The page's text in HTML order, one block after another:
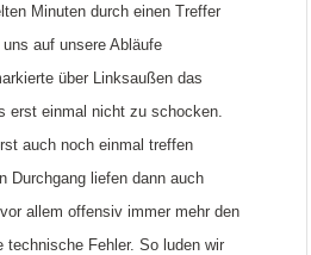
Minuten durch einen Treffer
auf unsere Abläufe
über Linksaußen das
erst einmal nicht zu schocken.
auch noch einmal treffen
Durchgang liefen dann auch
allem offensiv immer mehr den
technische Fehler. So luden wir